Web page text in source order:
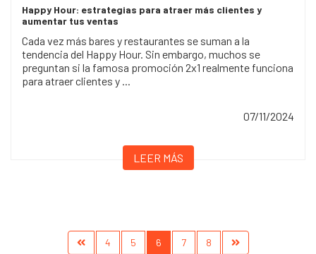
Happy Hour: estrategias para atraer más clientes y
aumentar tus ventas
Cada vez más bares y restaurantes se suman a la
tendencia del Happy Hour. Sin embargo, muchos se
preguntan si la famosa promoción 2x1 realmente funciona
para atraer clientes y ...
07/11/2024
LEER MÁS
4 5 6 7 8